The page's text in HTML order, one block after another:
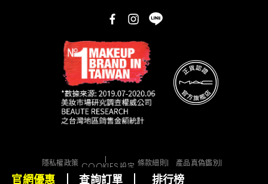
官網優惠 查詢訂單 排行榜
隱私權政策 COOKIES 設定 條款細則 產品真偽鑑別
© MAKE-UP ART COSMETICS. 全球版權所有